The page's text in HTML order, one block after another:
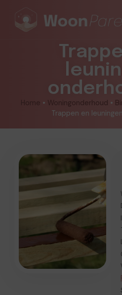
Home • Woningonderhoud •
Trappen en